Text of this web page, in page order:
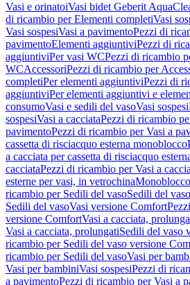
Vasi e orinatoiVasi bidet Geberit
di ricambio per Elementi completiVasi
Vasi sospesiVasi a pavimentoPezzi di
pavimentoElementi aggiuntiviPezzi di
aggiuntiviPer vasi WCPezzi di ricambio
WCAccessoriPezzi di ricambio per
completiPer elementi aggiuntiviPezzi di
aggiuntiviPer elementi aggiuntivi e
consumoVasi e sedili del vasoVasi sospesi
sospesiVasi a cacciataPezzi di ricambio
pavimentoPezzi di ricambio per Vasi a
cassetta di risciacquo esterna monoblocco
a cacciata per cassetta di risciacquo
cacciataPezzi di ricambio per Vasi a
esterne per vasi, in vetrochinaMonoblocco
ricambio per Sedili del vasoSedili del vaso
Sedili del vasoVasi versione Comfort
versione ComfortVasi a cacciata,
Vasi a cacciata, prolungatiSedili del vaso
ricambio per Sedili del vaso versione
ricambio per Sedili del vasoVasi per
Vasi per bambiniVasi sospesiPezzi di
a pavimentoPezzi di ricambio per Vasi a